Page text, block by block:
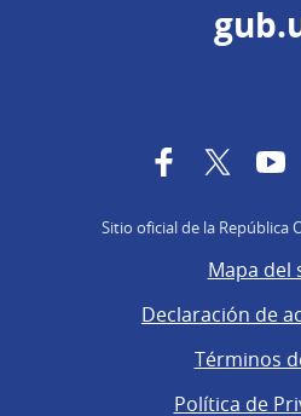
FacebookTwitter
Sitio oficial de la República
Mapa del
Declaración de
Términos
Política de